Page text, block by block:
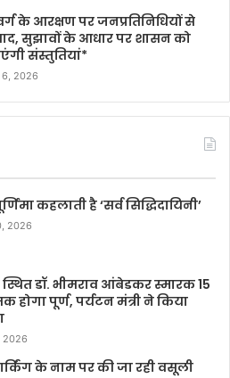
के आरक्षण पर जनप्रतिनिधियों से
सुझावों के आधार पर शासन को
संस्तुतियां*
6, 2026
कहलाती है ‘सर्व सिद्धिदायिनी’
2026
डॉ. भीमराव आंबेडकर स्मारक 15
होगा पूर्ण, पर्यटन मंत्री ने किया
2026
के नाम पर की जा रही वसूली